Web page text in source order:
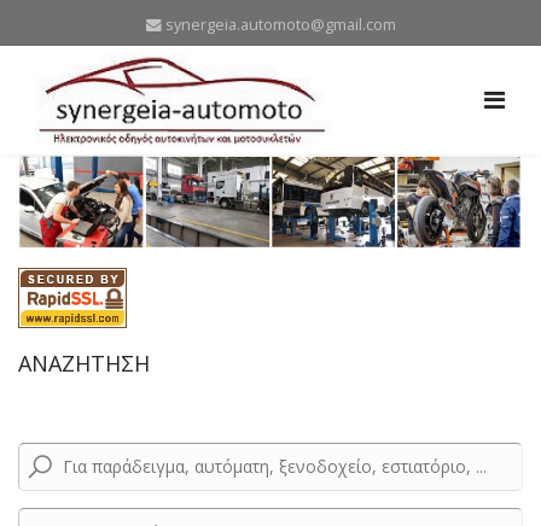
synergeia.automoto@gmail.com
ΑΝΑΖΗΤΗΣΗ